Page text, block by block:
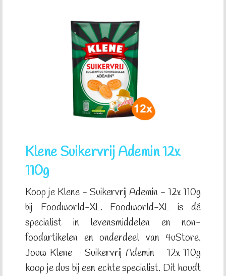
Klene Suikervrij Ademin 12x
110g
Koop je Klene - Suikervrij Ademin - 12x 110g
bij Foodworld-XL. Foodworld-XL is dé
specialist in levensmiddelen en non-
foodartikelen en onderdeel van 4uStore.
Jouw Klene - Suikervrij Ademin - 12x 110g
koop je dus bij een echte specialist. Dit houdt